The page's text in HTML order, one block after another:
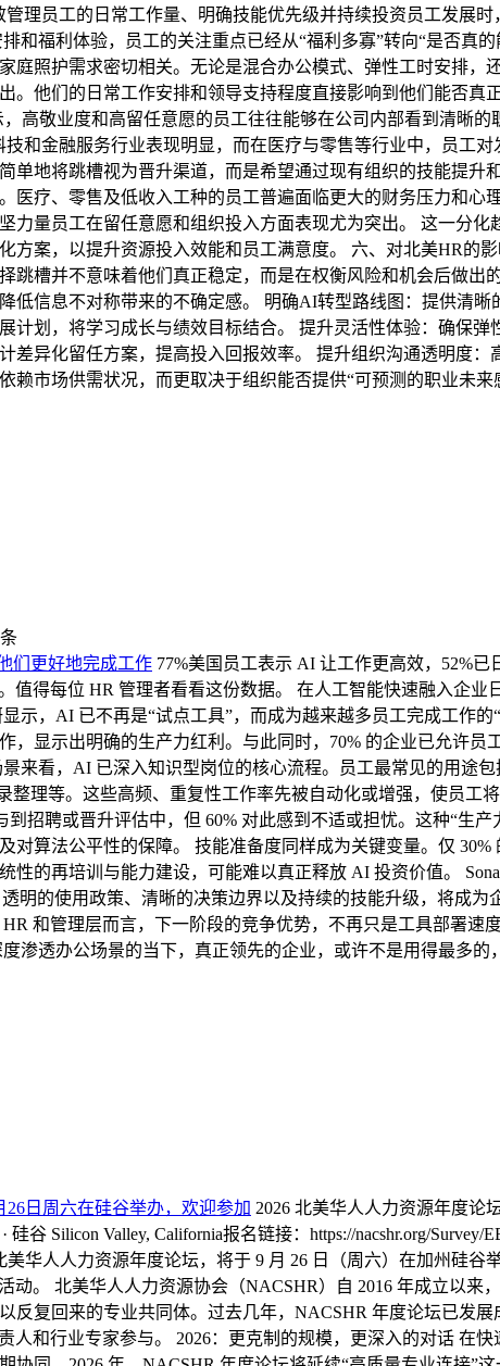
理员工的日常工作量、明确技能优先级并持续投资员工发展
和福利体验，员工的关注重点已经从“福利多寡”转向“是否真
庭照护需求密切相关。无论是混合办公模式、弹性工时安排
。他们的日常工作安排和领导支持程度直接影响到他们能否
高敬业度和高留任意愿的员工往往能够在公司内部看到清晰
和金融服务行业表现明显，而在医疗与零售等行业中，员工
单地将跳槽视为晋升渠道，而是希望通过现有组织的技能提
医疗、零售及低收入工种的员工普遍面临更大的财务压力和心
力量员工在留任意愿和组织投入方面表现尤为突出。 这一分
方案，以提升资源投入效能和员工满意度。 六、对北美HR的
跳槽并不意味着他们真正稳定，而是在权衡风险和机会后做
低信息不对称带来的不确定感。 明确AI转型路线图：提供清
计划，将学习成长与绩效目标结合。 提升灵活性体验：确保
差异化留任方案，提高投入回报效率。 提升组织沟通透明度
赖市场供需状况，而更取决于组织能否提供“可预测的职业未
们更好地完成工作 77%美国员工表示 AI 让工作更高效，52%
值得每位 HR 管理者看看这份数据。 在人工智能快速融入企
示，AI 已不再是“试点工具”，而成为越来越多员工完成工作
，显示出明确的生产力红利。与此同时，70% 的企业已允许
来看，AI 已深入知识型岗位的核心流程。员工最常见的用途
整理等。这些高频、重复性工作率先被自动化或增强，使员
到招聘或晋升评估中，但 60% 对此感到不适或担忧。这种“生
对算法公平性的保障。 技能准备度同样成为关键变量。仅
性的再培训与能力建设，可能难以真正释放 AI 投资价值。
明的使用政策、清晰的决策边界以及持续的技能升级，将成
和管理层而言，下一阶段的竞争优势，不再只是工具部署
渗透办公场景的当下，真正领先的企业，或许不是用得最多的
日周六在硅谷举办，欢迎参加 2026 北美华人人力资源年度论
硅谷 Silicon Valley, California报名链接：https://nacshr.org/
美华人人力资源年度论坛，将于 9 月 26 日（周六）在加州硅
动。 北美华人人力资源协会（NACSHR）自 2016 年成立以来
反复回来的专业共同体。过去几年，NACSHR 年度论坛已发
人和行业专家参与。 2026：更克制的规模，更深入的对话 在